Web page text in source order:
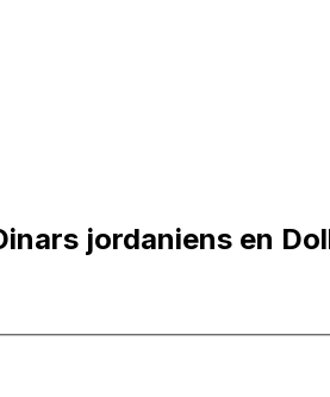
jordaniens en